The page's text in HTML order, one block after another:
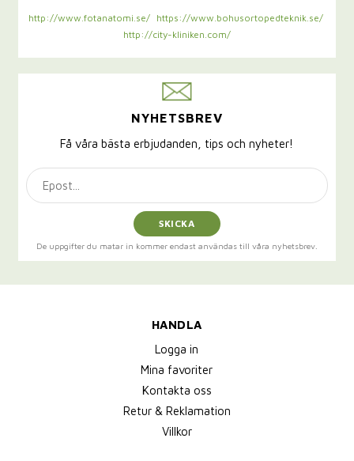
http://www.fotanatomi.se/
https://www.bohusortopedteknik.se/
http://city-kliniken.com/
NYHETSBREV
Få våra bästa erbjudanden, tips och nyheter!
SKICKA
De uppgifter du matar in kommer endast användas till våra nyhetsbrev.
HANDLA
Logga in
Mina favoriter
Kontakta oss
Retur & Reklamation
Villkor